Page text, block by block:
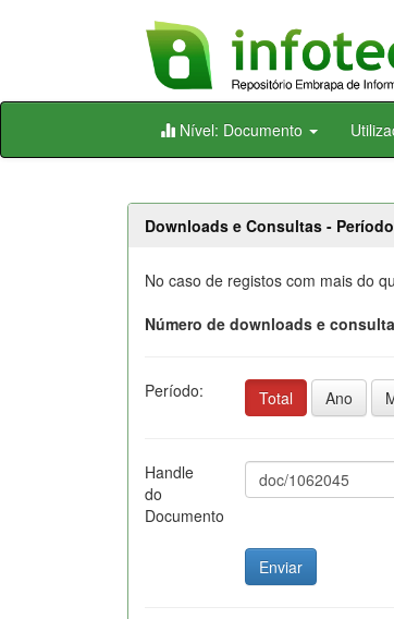
Skip
Nível: Documento
Downloads e Consultas -
No caso de registos com mais do
Número de downloads e
Período: Total Ano
Handle
do
Documento